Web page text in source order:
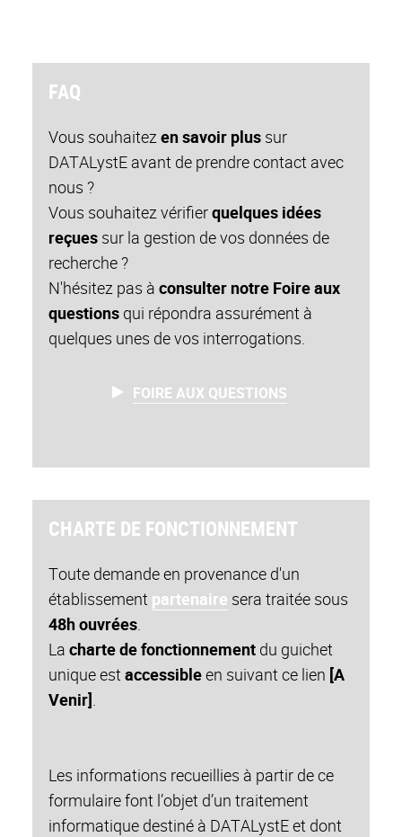
FAQ
Vous souhaitez en savoir plus sur
DATALystE avant de prendre contact avec
nous ?
Vous souhaitez vérifierquelques idées
reçues sur la gestion de vos données de
recherche ?
N'hésitez pas à consulter notre Foire aux
questions qui répondra assurément à
quelques unes de vos interrogations.
FOIRE AUX QUESTIONS
CHARTE DE FONCTIONNEMENT
Toute demande en provenance d'un
établissement partenaire sera traitée sous
48h ouvrées.
La charte de fonctionnement du guichet
unique est accessibleen suivant ce lien [A
Venir].
Les informations recueillies à partir de ce
formulaire font l’objet d’un traitement
informatique destiné à DATALystE et dont